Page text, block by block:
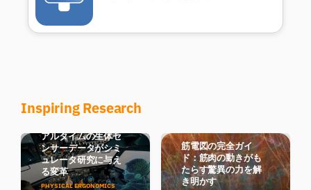
Inspiring Research
「ヒューマン・イ
ン・ザ・ループ」型
アルタイムの生体セ
ンサーデータがシミ
ュレータ研究に与え
る変革
PHYSICAL ERGONOMICS
筋電図の完全ガイ
ド：筋肉の動きがも
たらす驚異の力を解
き明かす